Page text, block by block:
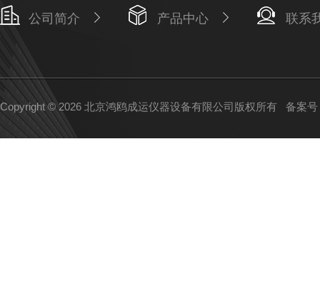
公司简介 产品中心 联系
Copyright © 2026 北京鸿鸥成运仪器设备有限公司版权所有 备案号